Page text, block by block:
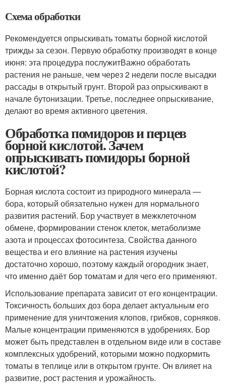
Схема обработки
Рекомендуется опрыскивать томаты борной кислотой
трижды за сезон. Первую обработку производят в конце
июня: эта процедура послужитВажно обработать
растения не раньше, чем через 2 недели после высадки
рассады в открытый грунт. Второй раз опрыскивают в
начале бутонизации. Третье, последнее опрыскивание,
делают во время активного цветения.
Обработка помидоров и перцев
борной кислотой. Зачем
опрыскивать помидоры борной
кислотой?
Борная кислота состоит из природного минерала —
бора, который обязательно нужен для нормального
развития растений. Бор участвует в межклеточном
обмене, формировании стенок клеток, метаболизме
азота и процессах фотосинтеза. Свойства данного
вещества и его влияние на растения изучены
достаточно хорошо, поэтому каждый огородник знает,
что именно даёт бор томатам и для чего его применяют.
Использование препарата зависит от его концентрации.
Токсичность больших доз бора делает актуальным его
применение для уничтожения клопов, грибков, сорняков.
Малые концентрации применяются в удобрениях. Бор
может быть представлен в отдельном виде или в составе
комплексных удобрений, которыми можно подкормить
томаты в теплице или в открытом грунте. Он влияет на
развитие, рост растения и урожайность.